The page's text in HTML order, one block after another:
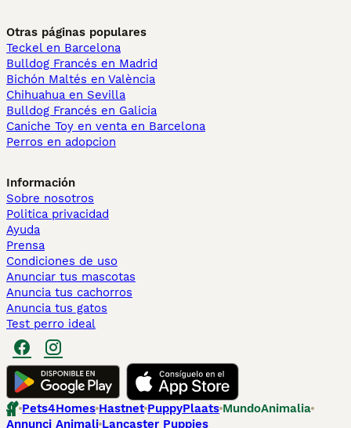
Otras páginas populares
Teckel en Barcelona
Bulldog Francés en Madrid
Bichón Maltés en València
Chihuahua en Sevilla
Bulldog Francés en Galicia
Caniche Toy en venta en Barcelona
Perros en adopcion
Información
Sobre nosotros
Politica privacidad
Ayuda
Prensa
Condiciones de uso
Anunciar tus mascotas
Anuncia tus cachorros
Anuncia tus gatos
Test perro ideal
Pets4Homes Hastnet PuppyPlaats MundoAnimalia
Annunci Animali Lancaster Puppies